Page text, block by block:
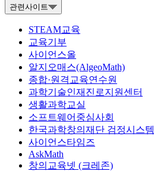
관련사이트
STEAM교육
교육기부
사이언스올
알지오매스(AlgeoMath)
종합·원격교육연수원
과학기술인재진로지원센터
생활과학교실
소프트웨어중심사회
한국과학창의재단 검정시스템
사이언스타임즈
AskMath
창의교육넷 (크레존)